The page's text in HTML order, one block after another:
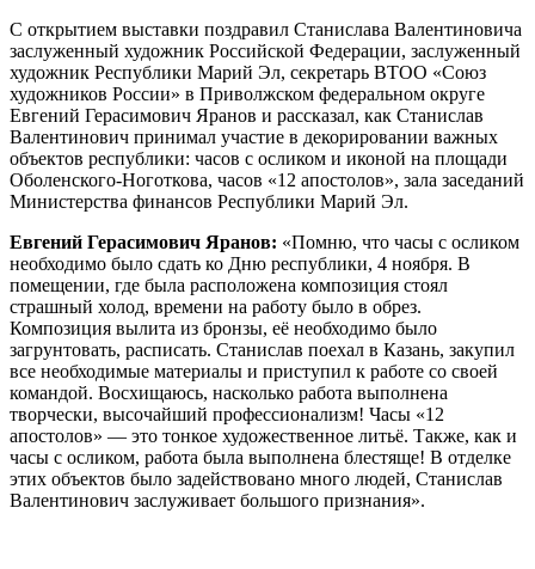
С открытием выставки поздравил Станислава Валентиновича
заслуженный художник Российской Федерации, заслуженный
художник Республики Марий Эл, секретарь ВТОО «Союз
художников России» в Приволжском федеральном округе
Евгений Герасимович Яранов и рассказал, как Станислав
Валентинович принимал участие в декорировании важных
объектов республики: часов с осликом и иконой на площади
Оболенского-Ноготкова, часов «12 апостолов», зала заседаний
Министерства финансов Республики Марий Эл.
Евгений Герасимович Яранов: «Помню, что часы с осликом
необходимо было сдать ко Дню республики, 4 ноября. В
помещении, где была расположена композиция стоял
страшный холод, времени на работу было в обрез.
Композиция вылита из бронзы, её необходимо было
загрунтовать, расписать. Станислав поехал в Казань, закупил
все необходимые материалы и приступил к работе со своей
командой. Восхищаюсь, насколько работа выполнена
творчески, высочайший профессионализм! Часы «12
апостолов» — это тонкое художественное литьё. Также, как и
часы с осликом, работа была выполнена блестяще! В отделке
этих объектов было задействовано много людей, Станислав
Валентинович заслуживает большого признания».